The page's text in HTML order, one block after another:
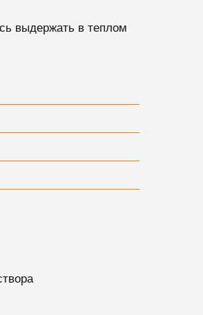
выдержать в теплом